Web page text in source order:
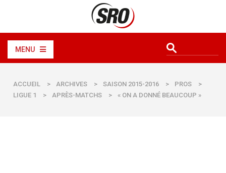
MENU
ACCUEIL > ARCHIVES > SAISON 2015-2016 > PROS
>
LIGUE 1
> APRÈS-MATCHS > « ON A DONNÉ BEAUCOUP »